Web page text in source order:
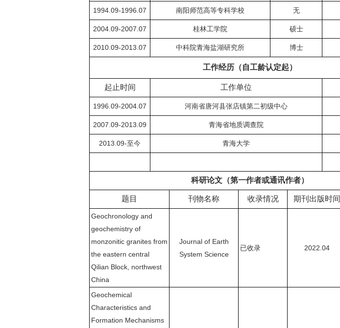
1994.09-1996.07 南阳师范高等专科学校 无
2004.09-2007.07 桂林工学院 硕士
2010.09-2013.07 中科院青海盐湖研究所 博士
工作经历（自工龄认定起）
起止时间 工作单位
1996.09-2004.07 河南省唐河县张店镇第二初级中心
2007.09-2013.09 青海省地质调查院
2013.09-至今 青海大学
科研论文（第一作者或通讯作者）
题目 刊物名称 收录情况 期刊出版时间
Geochronology and
geochemistry of
monzonitic granites from
the eastern central
Qilian Block, northwest
China
Journal of Earth
System Science
已收录 2022.04
Geochemical
Characteristics and
Formation Mechanisms